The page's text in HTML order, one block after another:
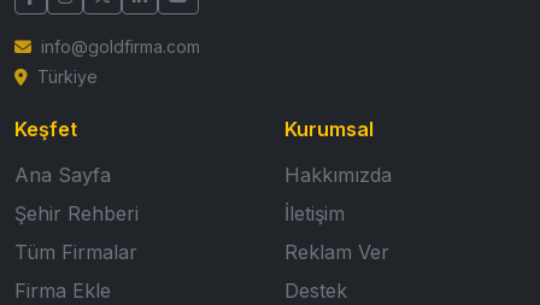
info@goldfirma.com
Türkiye
Keşfet
Ana Sayfa
Şehir Rehberi
Tüm Firmalar
Firma Ekle
Kurumsal
Hakkımızda
İletişim
Reklam Ver
Destek